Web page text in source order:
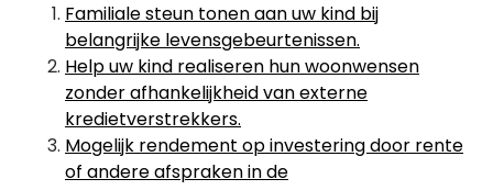
Familiale steun tonen aan uw kind bij
belangrijke levensgebeurtenissen.
Help uw kind realiseren hun woonwensen
zonder afhankelijkheid van externe
kredietverstrekkers.
Mogelijk rendement op investering door rente
of andere afspraken in de